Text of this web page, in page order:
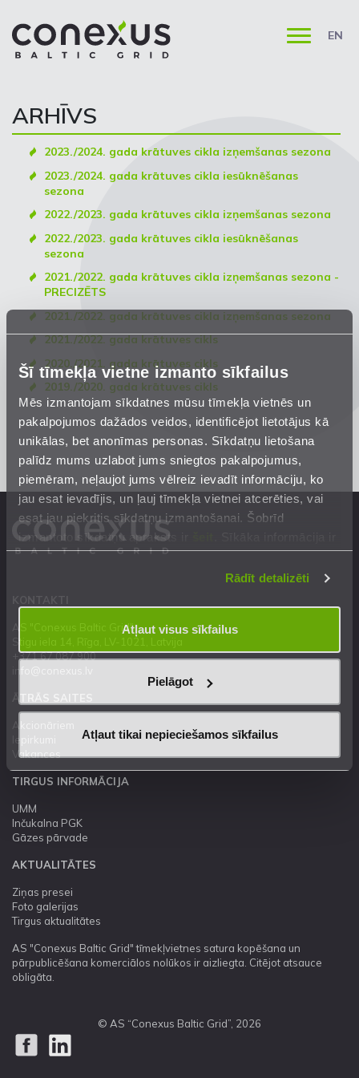
Šī tīmekļa vietne izmanto sīkfailus
Mēs izmantojam sīkdatnes mūsu tīmekļa vietnēs un
pakalpojumos dažādos veidos, identificējot lietotājus kā
unikālas, bet anonīmas personas. Sīkdatņu lietošana
palīdz mums uzlabot jums sniegtos pakalpojumus,
piemēram, neļaujot jums vēlreiz ievadīt informāciju, ko
jau esat ievadījis, un ļauj tīmekļa vietnei atcerēties, vai
esat jau piekritis sīkdatņu izmantošanai. Šobrīd
izmantoto sīkdatņu apraksts ir
mūsuPrivātuma atrunā.
Rādīt detalizēti
Atļaut visus sīkfailus
Pielāgot
Atļaut tikai nepieciešamos sīkfailus
EN
ARHĪVS
2023./2024. gada krātuves cikla izņemšanas sezona
2023./2024. gada krātuves cikla iesūknēšanas
sezona
2022./2023. gada krātuves cikla izņemšanas sezona
2022./2023. gada krātuves cikla iesūknēšanas
sezona
2021./2022. gada krātuves cikla izņemšanas sezona -
PRECIZĒTS
2021./2022. gada krātuves cikla izņemšanas sezona
2021./2022. gada krātuves cikls
2020./2021. gada krātuves cikls
2019./2020. gada krātuves cikls
AS "Conexus Baltic Grid"
+371 67 087 900
Vakances
TIRGUS INFORMĀCIJA
UMM
Inčukalna PGK
Gāzes pārvade
AKTUALITĀTES
Ziņas presei
Foto galerijas
Tirgus aktualitātes
AS "Conexus Baltic Grid" tīmekļvietnes satura kopēšana un
pārpublicēšana komerciālos nolūkos ir aizliegta. Citējot atsauce
obligāta.
© AS “Conexus Baltic Grid”, 2026